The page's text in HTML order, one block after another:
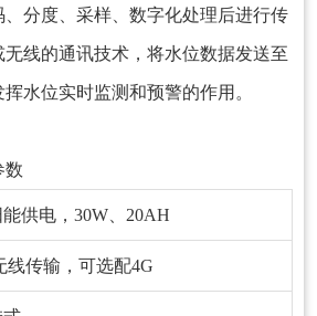
、分度、采样、数字化处理后进行传
线的通讯技术，将水位数据发送至
水位实时监测和预警的作用。
数
能供电，30W、20AH
线传输，可选配4G